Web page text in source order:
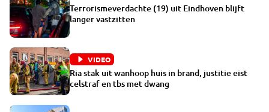
Terrorismeverdachte (19) uit Eindhoven blijft
langer vastzitten
VIDEO
Ria stak uit wanhoop huis in brand, justitie eist
celstraf en tbs met dwang